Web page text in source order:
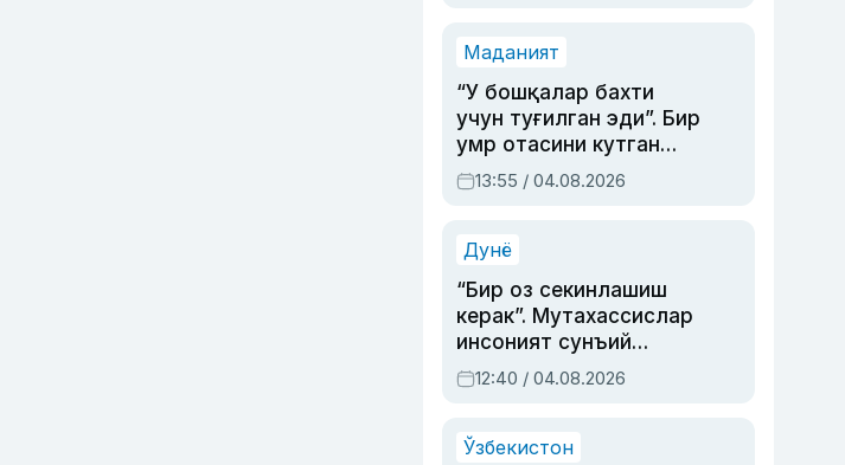
Маданият
“У бошқалар бахти
учун туғилган эди”. Бир
умр отасини кутган
актриса ва дубльяж
устаси Римма
синовларга тўла ҳаёти
13:55 / 04.08.2026
Дунё
“Бир оз секинлашиш
керак”. Мутахассислар
инсоният сунъий
интеллектни бошқара
олмай қолишидан
12:40 / 04.08.2026
Ўзбекистон